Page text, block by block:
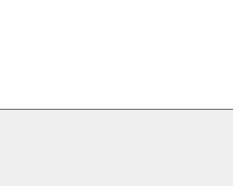
罐、中间体储罐...